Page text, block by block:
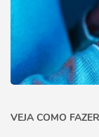
VEJA COMO